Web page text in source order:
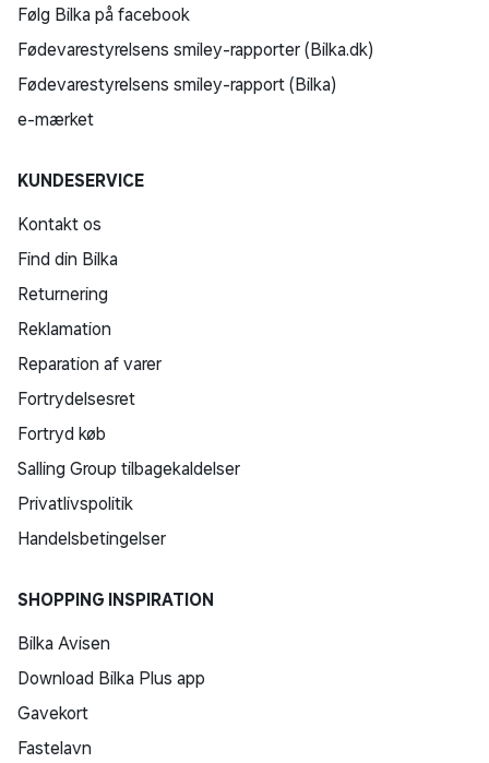
Følg Bilka på facebook
Fødevarestyrelsens smiley-rapporter (Bilka.dk)
Fødevarestyrelsens smiley-rapport (Bilka)
e-mærket
KUNDESERVICE
Kontakt os
Find din Bilka
Returnering
Reklamation
Reparation af varer
Fortrydelsesret
Fortryd køb
Salling Group tilbagekaldelser
Privatlivspolitik
Handelsbetingelser
SHOPPING INSPIRATION
Bilka Avisen
Download Bilka Plus app
Gavekort
Fastelavn